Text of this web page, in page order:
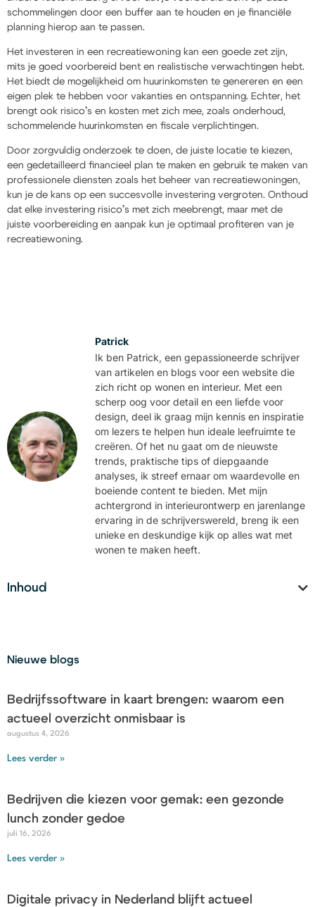
schommelingen door een buffer aan te houden en je financiële
planning hierop aan te passen.
Het investeren in een recreatiewoning kan een goede zet zijn,
mits je goed voorbereid bent en realistische verwachtingen hebt.
Het biedt de mogelijkheid om huurinkomsten te genereren en een
eigen plek te hebben voor vakanties en ontspanning. Echter, het
brengt ook risico’s en kosten met zich mee, zoals onderhoud,
schommelende huurinkomsten en fiscale verplichtingen.
Door zorgvuldig onderzoek te doen, de juiste locatie te kiezen,
een gedetailleerd financieel plan te maken en gebruik te maken van
professionele diensten zoals het beheer van recreatiewoningen,
kun je de kans op een succesvolle investering vergroten. Onthoud
dat elke investering risico’s met zich meebrengt, maar met de
juiste voorbereiding en aanpak kun je optimaal profiteren van je
recreatiewoning.
Patrick
Ik ben Patrick, een gepassioneerde schrijver
van artikelen en blogs voor een website die
zich richt op wonen en interieur. Met een
scherp oog voor detail en een liefde voor
design, deel ik graag mijn kennis en inspiratie
om lezers te helpen hun ideale leefruimte te
creëren. Of het nu gaat om de nieuwste
trends, praktische tips of diepgaande
analyses, ik streef ernaar om waardevolle en
boeiende content te bieden. Met mijn
achtergrond in interieurontwerp en jarenlange
ervaring in de schrijverswereld, breng ik een
unieke en deskundige kijk op alles wat met
wonen te maken heeft.
Inhoud
Nieuwe blogs
Bedrijfssoftware in kaart brengen: waarom een
actueel overzicht onmisbaar is
augustus 4, 2026
Lees verder »
Bedrijven die kiezen voor gemak: een gezonde
lunch zonder gedoe
juli 16, 2026
Lees verder »
Digitale privacy in Nederland blijft actueel